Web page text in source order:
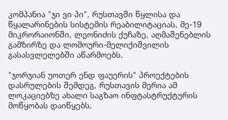
კომპანია "ჯი ვი პი", რუსთავში წყლისა და
წყალარინების სისტემის რეაბილიტაციას, მე-19
მიკრორაიონში, ლეონიძის ქუჩაზე, აღმაშენებლის
გამზირზე და ლომოური-მელიქიშვილის
გასასვლელებში აწარმოებს.
"ჯორჯიან უოთერ ენდ ფაუერის" პროექტების
დასრულების შემდეგ, რუსთავის მერია ამ
ლოკაციებზე ახალი საგზაო ინფტასტრუქტურის
მოწყობას დაიწყებს.